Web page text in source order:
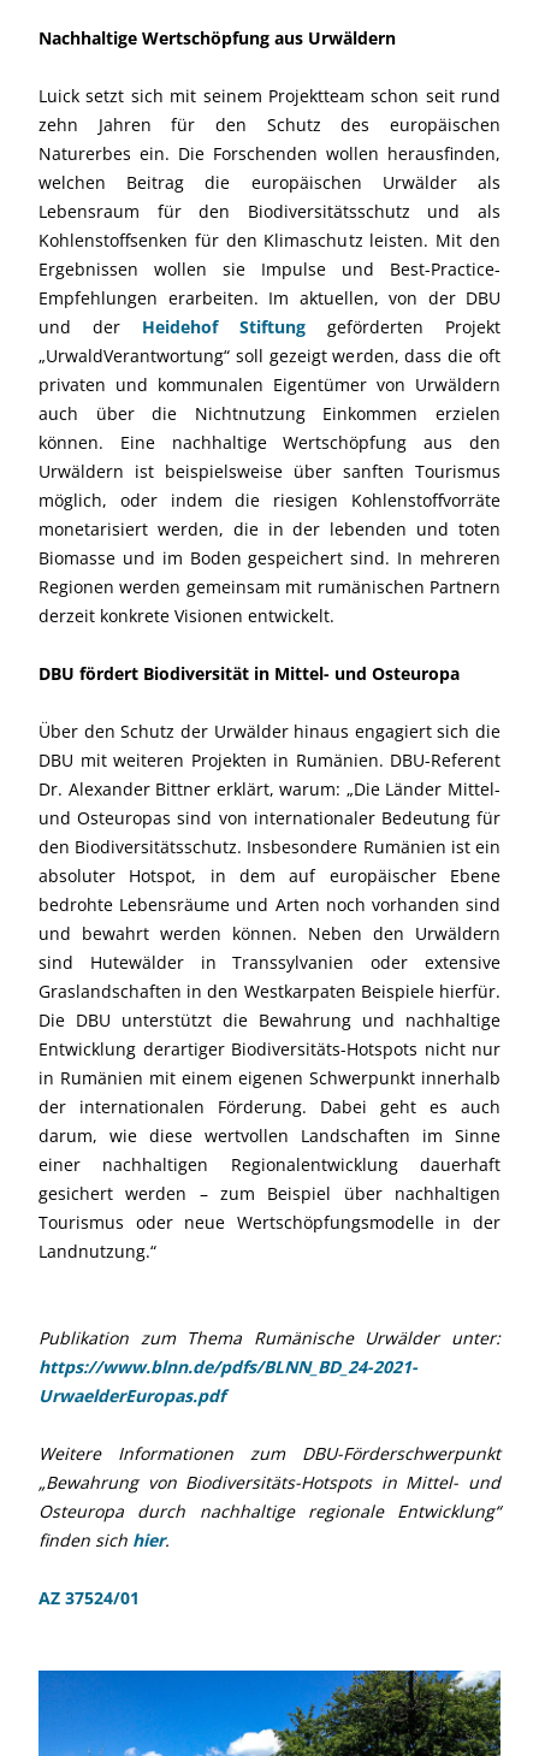
Nachhaltige Wertschöpfung aus Urwäldern
Luick setzt sich mit seinem Projektteam schon seit rund
zehn Jahren für den Schutz des europäischen
Naturerbes ein. Die Forschenden wollen herausfinden,
welchen Beitrag die europäischen Urwälder als
Lebensraum für den Biodiversitätsschutz und als
Kohlenstoffsenken für den Klimaschutz leisten. Mit den
Ergebnissen wollen sie Impulse und Best-Practice-
Empfehlungen erarbeiten. Im aktuellen, von der DBU
und der Heidehof Stiftung geförderten Projekt
„UrwaldVerantwortung“ soll gezeigt werden, dass die oft
privaten und kommunalen Eigentümer von Urwäldern
auch über die Nichtnutzung Einkommen erzielen
können. Eine nachhaltige Wertschöpfung aus den
Urwäldern ist beispielsweise über sanften Tourismus
möglich, oder indem die riesigen Kohlenstoffvorräte
monetarisiert werden, die in der lebenden und toten
Biomasse und im Boden gespeichert sind. In mehreren
Regionen werden gemeinsam mit rumänischen Partnern
derzeit konkrete Visionen entwickelt.
DBU fördert Biodiversität in Mittel- und Osteuropa
Über den Schutz der Urwälder hinaus engagiert sich die
DBU mit weiteren Projekten in Rumänien. DBU-Referent
Dr. Alexander Bittner erklärt, warum: „Die Länder Mittel-
und Osteuropas sind von internationaler Bedeutung für
den Biodiversitätsschutz. Insbesondere Rumänien ist ein
absoluter Hotspot, in dem auf europäischer Ebene
bedrohte Lebensräume und Arten noch vorhanden sind
und bewahrt werden können. Neben den Urwäldern
sind Hutewälder in Transsylvanien oder extensive
Graslandschaften in den Westkarpaten Beispiele hierfür.
Die DBU unterstützt die Bewahrung und nachhaltige
Entwicklung derartiger Biodiversitäts-Hotspots nicht nur
in Rumänien mit einem eigenen Schwerpunkt innerhalb
der internationalen Förderung. Dabei geht es auch
darum, wie diese wertvollen Landschaften im Sinne
einer nachhaltigen Regionalentwicklung dauerhaft
gesichert werden – zum Beispiel über nachhaltigen
Tourismus oder neue Wertschöpfungsmodelle in der
Landnutzung.“
Publikation zum Thema Rumänische Urwälder unter:
https://www.blnn.de/pdfs/BLNN_BD_24-2021-
UrwaelderEuropas.pdf
Weitere Informationen zum DBU-Förderschwerpunkt
„Bewahrung von Biodiversitäts-Hotspots in Mittel- und
Osteuropa durch nachhaltige regionale Entwicklung“
finden sich hier.
AZ 37524/01